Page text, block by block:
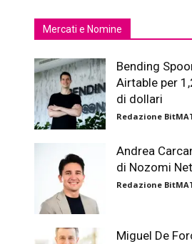
Mercati e Nomine
Bending
Airtable per
di dollari
Redazione
Andrea
di Nozomi
Redazione
Miguel De